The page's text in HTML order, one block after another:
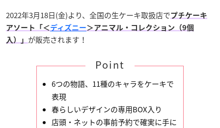
2022年3月18日(金)より、全国の生ケーキ取扱店でプチケーキ
アソート「＜ ディズニー＞アニマル・コレクション（9個
入）」 が販売されます！
Point
6つの物語、11種のキャラをケーキで
表現
春らしいデザインの専用BOX入り
店頭・ネットの事前予約で確実に手に